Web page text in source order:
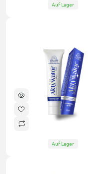
Auf Lager
Auf Lager